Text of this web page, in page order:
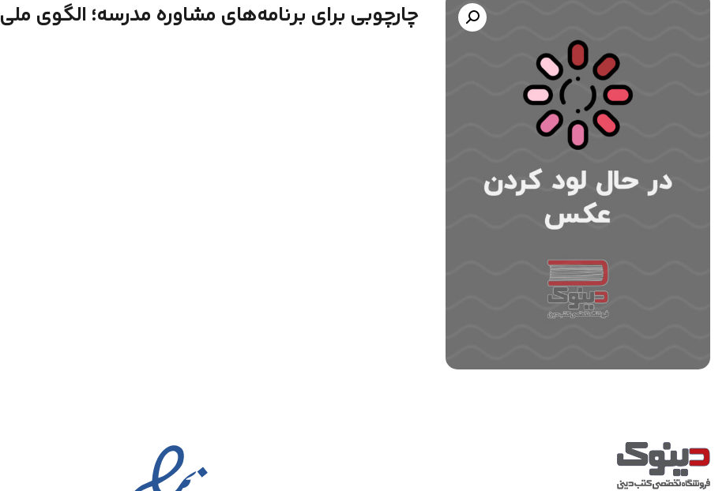
چارچوبی برای برنامه‌های مشاوره مدرسه؛ الگوی ملی ASCA